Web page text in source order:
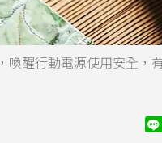
喚醒行動電源使用安全，